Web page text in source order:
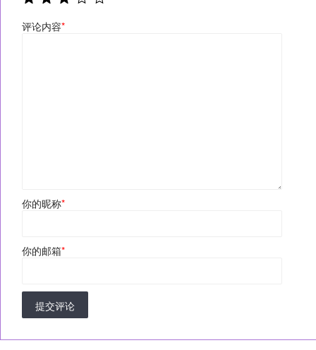
评论内容*
你的昵称*
你的邮箱*
提交评论